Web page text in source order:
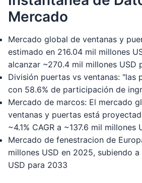
Mercado
Mercado global de ventanas y
estimado en 216.04 mil millones
alcanzar ~270.4 mil millones USD
División puertas vs ventanas: "las
con 58.6% de participación de
Mercado de marcos: El mercado
ventanas y puertas está
~4.1% CAGR a ~137.6 mil millones
Mercado de fenestracion de
millones USD en 2025, subiendo
USD para 2033